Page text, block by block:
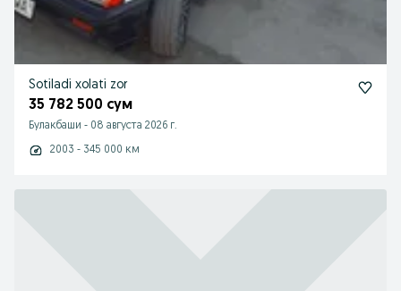
Sotiladi xolati zor
35 782 500 сум
Булакбаши - 08 августа 2026 г.
2003 - 345 000 км